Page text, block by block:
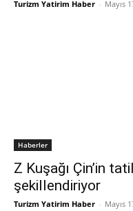
Turizm Yatirim Haber - Mayıs
Haberler
Z Kuşağı Çin’in
şekillendiriyor
Turizm Yatirim Haber - Mayıs